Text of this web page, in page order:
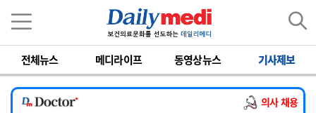
전체뉴스 메디라이프 동영상뉴스 기사제보
의사 채용
[서울아산병원] 2026년 하반기 인턴 모집
[영남대학교의료원] 마취통증의학과 임기제 임상의사 채용
[충남대학교병원] 소아청소년과(소아응급전담) 계약직 의사 공개채용